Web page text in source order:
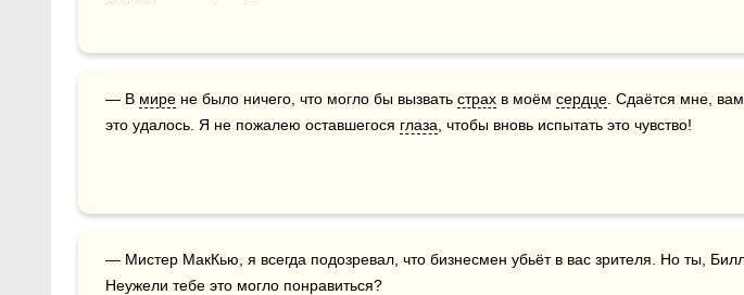
— В мире не было ничего, что могло бы вызвать страх в моём сердце . Сдаётся мне, вам
это удалось. Я не пожалею оставшегося глаза , чтобы вновь испытать это чувство!
— Мистер МакКью, я всегда подозревал, что бизнесмен убьёт в вас зрителя. Но ты, Билли!
Неужели тебе это могло понравиться?